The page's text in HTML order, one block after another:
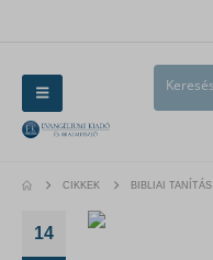
CIKKEK BIBLIAI TANÍTÁS
14